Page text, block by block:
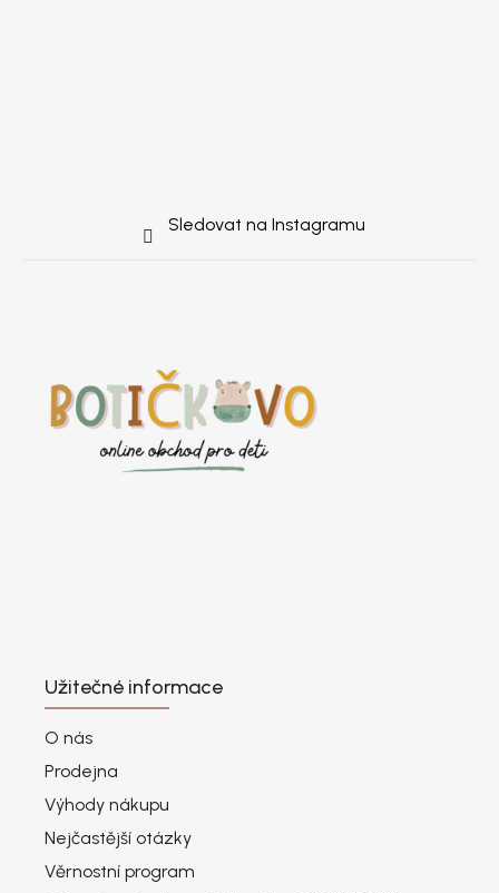
Sledovat na Instagramu
Užitečné informace
O nás
Prodejna
Výhody nákupu
Nejčastější otázky
Věrnostní program